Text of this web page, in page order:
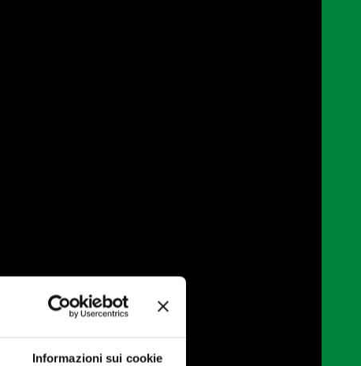
Informazioni sui cookie